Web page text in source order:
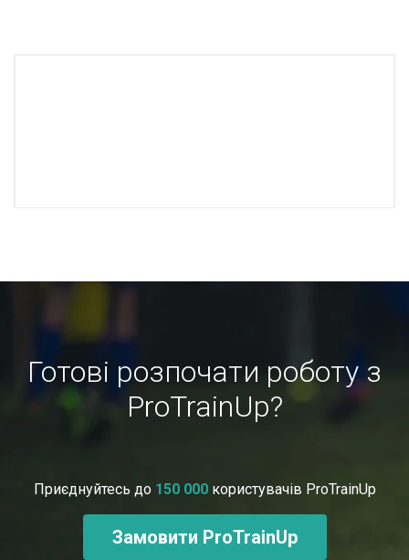
Готові розпочати роботу з
ProTrainUp?
Приєднуйтесь до 150 000 користувачів ProTrainUp
Замовити ProTrainUp